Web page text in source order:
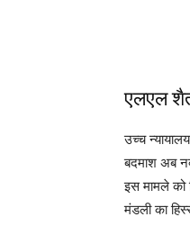
एलएल
उच्च
बदमाश अब
इस मामले को
मंडली का